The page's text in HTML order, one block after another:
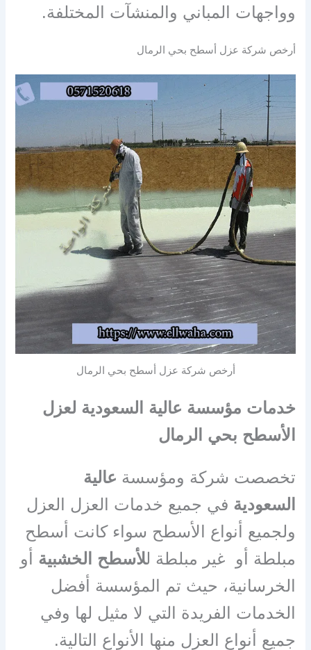
وواجهات المباني والمنشآت المختلفة.
أرخص شركة عزل أسطح بحي الرمال
أرخص شركة عزل أسطح بحي الرمال
خدمات مؤسسة عالية السعودية لعزل
الأسطح بحي الرمال
تخصصت شركة ومؤسسة عالية
السعودية في جميع خدمات العزل العزل
ولجميع أنواع الأسطح سواء كانت أسطح
مبلطة أو غير مبلطة للأسطح الخشبية أو
الخرسانية، حيث تم المؤسسة أفضل
الخدمات الفريدة التي لا مثيل لها وفي
جميع أنواع العزل منها الأنواع التالية.